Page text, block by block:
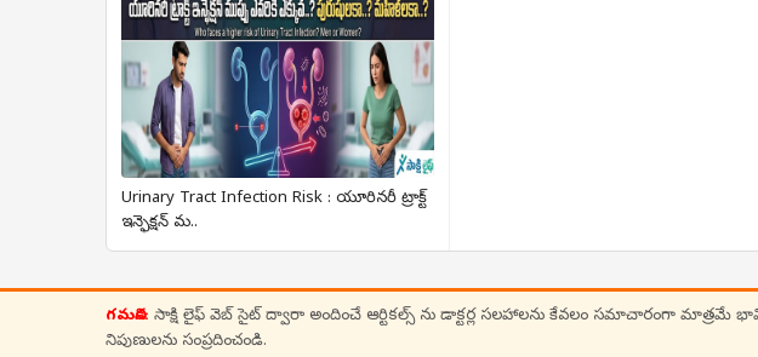
Urinary Tract Infection Risk : యూరినరీ ట్రాక్ట్
ఇన్ఫెక్షన్ మ..
గమనిక: సాక్షి లైఫ్ వెబ్ సైట్ ద్వారా అందించే ఆర్టికల్స్ ను డాక్టర్ల సలహాలను కేవలం సమాచారంగా మాత్రమే
నిపుణులను సంప్రదించండి.